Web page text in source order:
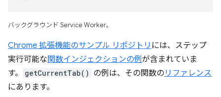
バックグラウンド Service Worker。
Chrome 拡張機能のサンプル リポジトリ には、ステップ
実行可能な関数インジェクションの例 が含まれていま
す。
getCurrentTab() の例は、その関数の リファレンス
にあります。